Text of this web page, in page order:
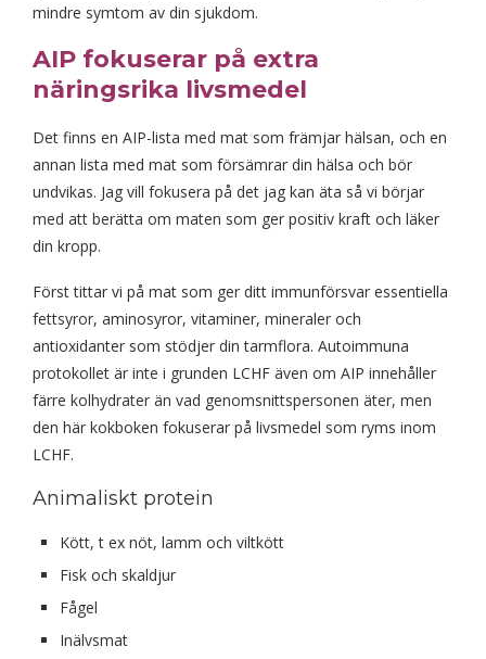
mindre symtom av din sjukdom.
AIP fokuserar på extra
näringsrika livsmedel
Det finns en AIP-lista med mat som främjar hälsan, och en
annan lista med mat som försämrar din hälsa och bör
undvikas. Jag vill fokusera på det jag kan äta så vi börjar
med att berätta om maten som ger positiv kraft och läker
din kropp.
Först tittar vi på mat som ger ditt immunförsvar essentiella
fettsyror, aminosyror, vitaminer, mineraler och
antioxidanter som stödjer din tarmflora. Autoimmuna
protokollet är inte i grunden LCHF även om AIP innehåller
färre kolhydrater än vad genomsnittspersonen äter, men
den här kokboken fokuserar på livsmedel som ryms inom
LCHF.
Animaliskt protein
Kött, t ex nöt, lamm och viltkött
Fisk och skaldjur
Fågel
Inälvsmat